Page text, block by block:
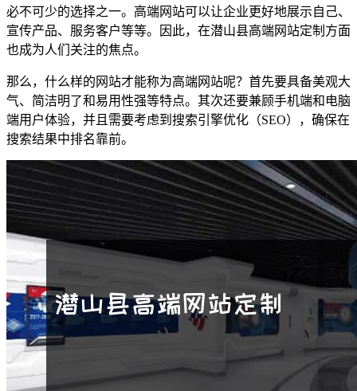
必不可少的选择之一。高端网站可以让企业更好地展示自己、
宣传产品、服务客户等等。因此，在潜山县高端网站定制方面
也成为人们关注的焦点。
那么，什么样的网站才能称为高端网站呢？首先要具备美观大
气、简洁明了和易用性强等特点。其次还要兼顾手机端和电脑
端用户体验，并且需要考虑到搜索引擎优化（SEO），确保在
搜索结果中排名靠前。